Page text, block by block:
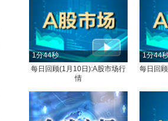
1分44秒
每日回顾(1月10日):A股市场行
情
1分44
每日回